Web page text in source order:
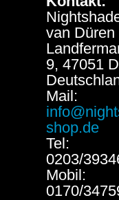
van Düren
9, 47051
Mail:
shop.de
Tel:
0203/
Mobil:
0170/